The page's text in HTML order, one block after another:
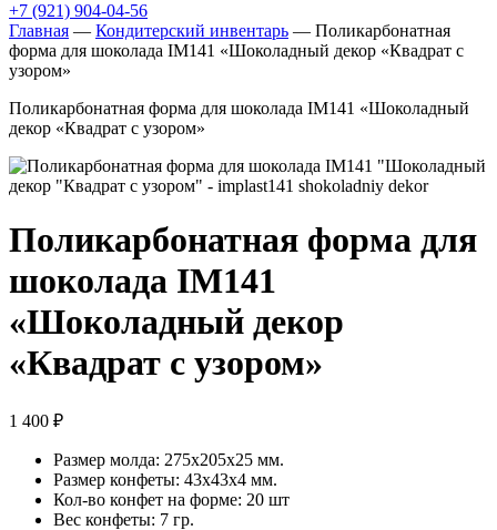
+7 (921) 904-04-56
Главная — Кондитерский инвентарь — Поликарбонатная
форма для шоколада IM141 «Шоколадный декор «Квадрат с
узором»
Поликарбонатная форма для шоколада IM141 «Шоколадный
декор «Квадрат с узором»
Поликарбонатная форма для
шоколада IM141
«Шоколадный декор
«Квадрат с узором»
1 400 ₽
Размер молда: 275х205х25 мм.
Размер конфеты: 43x43x4 мм.
Кол-во конфет на форме: 20 шт
Вес конфеты: 7 гр.